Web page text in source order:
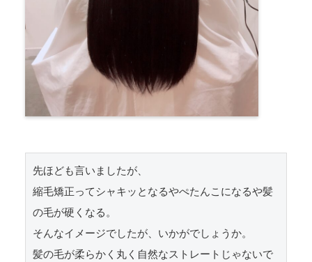
先ほども言いましたが、
縮毛矯正ってシャキッとなるやぺたんこになるや髪
の毛が硬くなる。
そんなイメージでしたが、いかがでしょうか。
髪の毛が柔らかく丸く自然なストレートじゃないで